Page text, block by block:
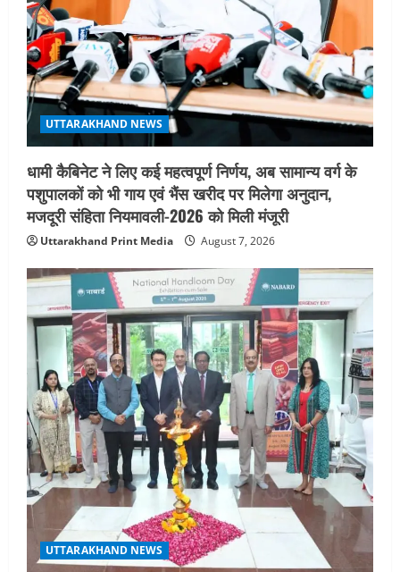
i
o
n
UTTARAKHAND NEWS
धामी कैबिनेट ने लिए कई महत्वपूर्ण निर्णय, अब सामान्य वर्ग के
पशुपालकों को भी गाय एवं भैंस खरीद पर मिलेगा अनुदान,
मजदूरी संहिता नियमावली-2026 को मिली मंजूरी
Uttarakhand Print Media August 7, 2026
UTTARAKHAND NEWS